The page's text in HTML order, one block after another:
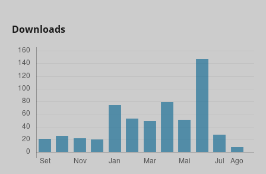
Downloads